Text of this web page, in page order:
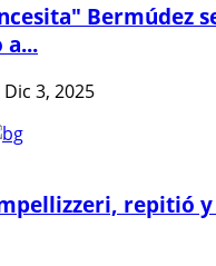
Bermúdez
a...
Dic 3, 2025
repitió y